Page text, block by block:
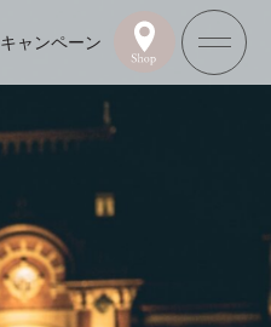
キャンペーン